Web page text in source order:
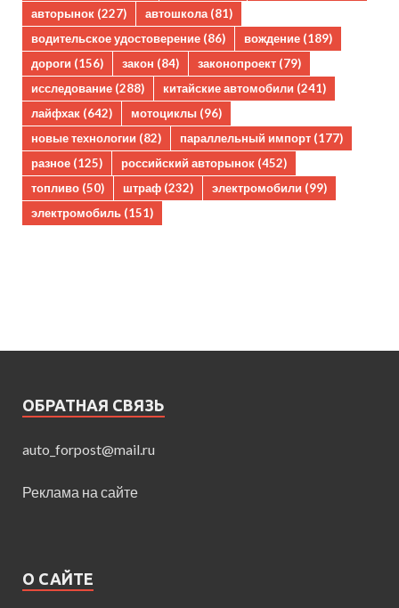
авторынок (227) автошкола(81)
водительское удостоверение (86) вождение (189)
дороги (156) закон (84) законопроект (79)
исследование (288) китайские автомобили (241)
лайфхак (642) мотоциклы (96)
новые технологии (82) параллельный импорт (177)
разное (125) российский авторынок (452)
топливо (50) штраф (232) электромобили (99)
электромобиль (151)
ОБРАТНАЯ СВЯЗЬ
auto_forpost@mail.ru
Реклама на сайте
О САЙТЕ